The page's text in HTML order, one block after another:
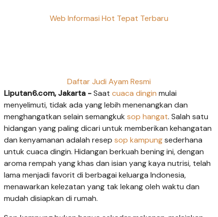
Web Informasi Hot Tepat Terbaru
Daftar Judi Ayam Resmi
Liputan6.com, Jakarta -Saat cuaca dingin mulai
menyelimuti, tidak ada yang lebih menenangkan dan
menghangatkan selain semangkuk sop hangat. Salah satu
hidangan yang paling dicari untuk memberikan kehangatan
dan kenyamanan adalah resep sop kampungsederhana
untuk cuaca dingin. Hidangan berkuah bening ini, dengan
aroma rempah yang khas dan isian yang kaya nutrisi, telah
lama menjadi favorit di berbagai keluarga Indonesia,
menawarkan kelezatan yang tak lekang oleh waktu dan
mudah disiapkan di rumah.